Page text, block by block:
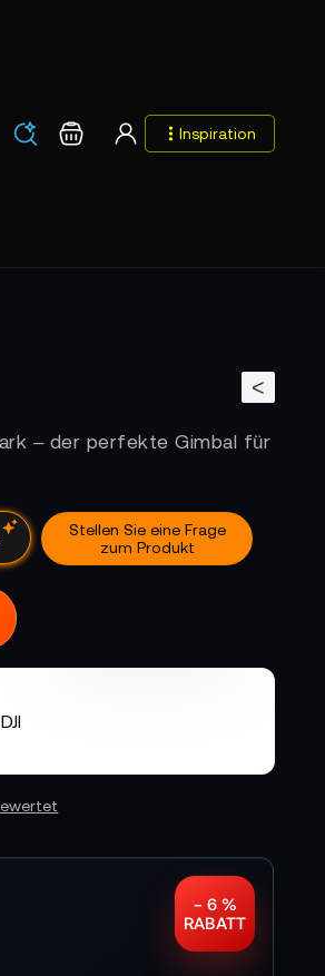
Los Warenkorb Inspiration
<
– der perfekte Gimbal für
Stellen Sie eine Frage
zum Produkt
− 6 %
RABATT